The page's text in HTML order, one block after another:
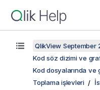
QlikView September
Kod söz dizimi ve
Kod dosyalarında
Toplama işlevleri